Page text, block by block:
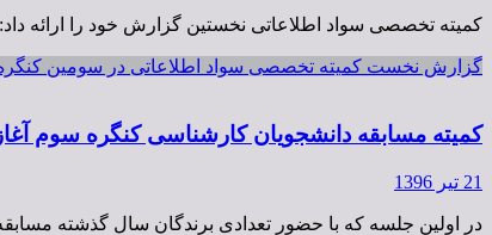
کمیته تخصصی سواد اطلاعاتی نخستین گزارش خود را ارائه داد:
گزارش نخست کمیته تخصصی سواد اطلاعاتی در سومین
کمیته مسابقه دانشجویان کارشناسی کنگره سوم
21 تیر 1396
در اولین جلسه که با حضور تعدادی برندگان سال گذشته